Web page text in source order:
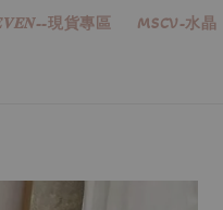
現貨專區 MSCV-水晶